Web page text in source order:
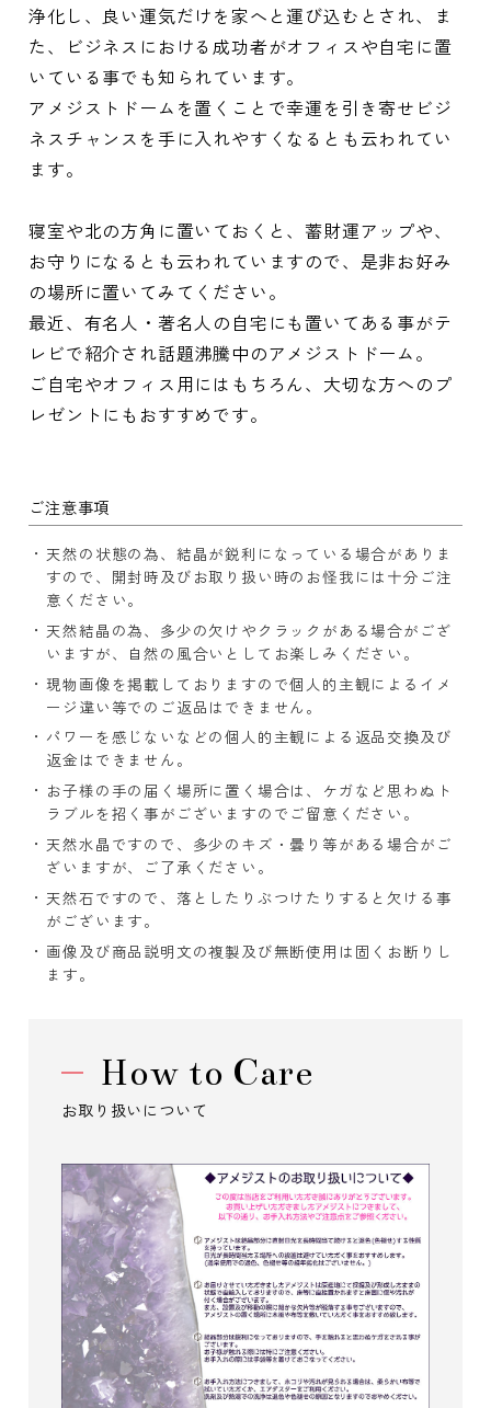
浄化し、良い運気だけを家へと運び込むとされ、ま
た、ビジネスにおける成功者がオフィスや自宅に置
いている事でも知られています。
アメジストドームを置くことで幸運を引き寄せビジ
ネスチャンスを手に入れやすくなるとも云われてい
ます。
寝室や北の方角に置いておくと、蓄財運アップや、
お守りになるとも云われていますので、是非お好み
の場所に置いてみてください。
最近、有名人・著名人の自宅にも置いてある事がテ
レビで紹介され話題沸騰中のアメジストドーム。
ご自宅やオフィス用にはもちろん、大切な方へのプ
レゼントにもおすすめです。
ご注意事項
天然の状態の為、結晶が鋭利になっている場合がありま
すので、開封時及びお取り扱い時のお怪我には十分ご注
意ください。
天然結晶の為、多少の欠けやクラックがある場合がござ
いますが、自然の風合いとしてお楽しみください。
現物画像を掲載しておりますので個人的主観によるイメ
ージ違い等でのご返品はできません。
パワーを感じないなどの個人的主観による返品交換及び
返金はできません。
お子様の手の届く場所に置く場合は、ケガなど思わぬト
ラブルを招く事がございますのでご留意ください。
天然水晶ですので、多少のキズ・曇り等がある場合がご
ざいますが、ご了承ください。
天然石ですので、落としたりぶつけたりすると欠ける事
がございます。
画像及び商品説明文の複製及び無断使用は固くお断りし
ます。
How to Care
お取り扱いについて